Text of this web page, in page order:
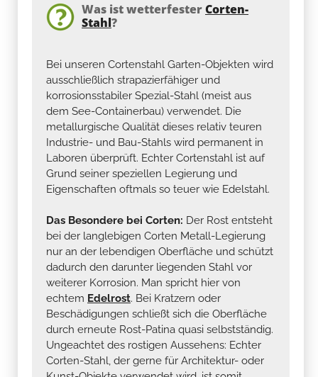
Was ist wetterfesterCorten-
Stahl?
Bei unseren Cortenstahl Garten-Objekten wird
ausschließlich strapazierfähiger und
korrosionsstabiler Spezial-Stahl (meist aus
dem See-Containerbau) verwendet. Die
metallurgische Qualität dieses relativ teuren
Industrie- und Bau-Stahls wird permanent in
Laboren überprüft. Echter Cortenstahl ist auf
Grund seiner speziellen Legierung und
Eigenschaften oftmals so teuer wie Edelstahl.
Das Besondere bei Corten: Der Rost entsteht
bei der langlebigen Corten Metall-Legierung
nur an der lebendigen Oberfläche und schützt
dadurch den darunter liegenden Stahl vor
weiterer Korrosion. Man spricht hier von
echtem Edelrost. Bei Kratzern oder
Beschädigungen schließt sich die Oberfläche
durch erneute Rost-Patina quasi selbstständig.
Ungeachtet des rostigen Aussehens: Echter
Corten-Stahl, der gerne für Architektur- oder